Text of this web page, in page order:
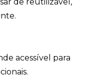
acessível para